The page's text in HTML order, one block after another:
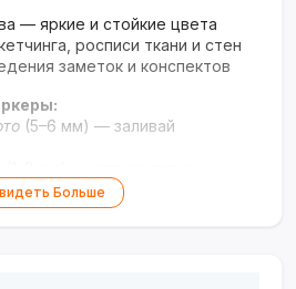
— яркие и стойкие цвета
росписи ткани и стен
заметок и конспектов
(5–6 мм) — заливай
— не размажутся от воды
Больше